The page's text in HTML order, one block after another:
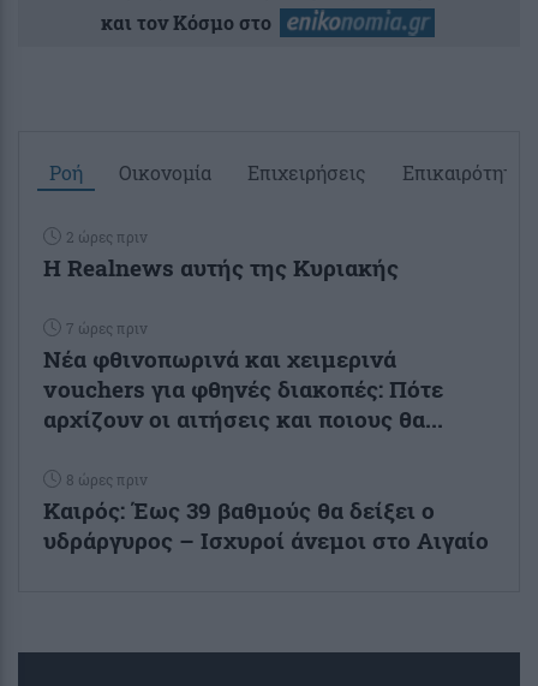
και τον Κόσμο στο
Ροή Οικονομία Επιχειρήσεις Επικαιρότητα
2 ώρες πριν
Η Realnews αυτής της Κυριακής
7 ώρες πριν
Νέα φθινοπωρινά και χειμερινά
vouchers για φθηνές διακοπές: Πότε
αρχίζουν οι αιτήσεις και ποιους θα...
8 ώρες πριν
Καιρός: Έως 39 βαθμούς θα δείξει ο
υδράργυρος – Ισχυροί άνεμοι στο Αιγαίο